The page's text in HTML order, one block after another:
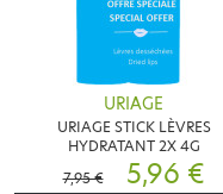
URIAGE
URIAGE STICK LÈVRES
HYDRATANT 2X 4G
7,95 €
5,96 €